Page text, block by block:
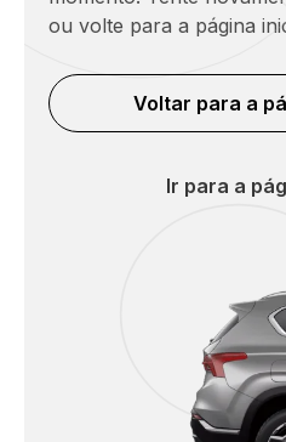
ou volte para a página
Voltar para a
Ir para a